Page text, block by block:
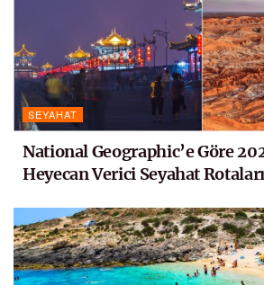
SEYAHAT
National Geographic’e Göre
Heyecan Verici Seyahat Rotaları